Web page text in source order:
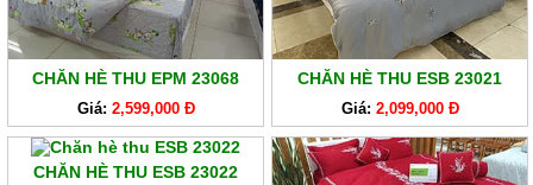
CHĂN HÈ THU EPM 23068
Giá: 2,599,000 Đ
CHĂN HÈ THU ESB 23021
Giá: 2,099,000 Đ
CHĂN HÈ THU ESB 23022